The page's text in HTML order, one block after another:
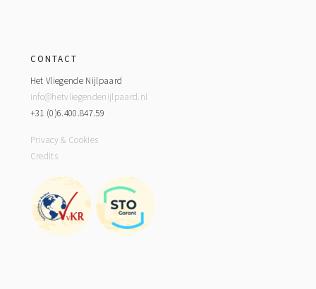
CONTACT
Het Vliegende Nijlpaard
info@hetvliegendenijlpaard.nl
+31 (0)6.400.847.59
Privacy & Cookies
Credits